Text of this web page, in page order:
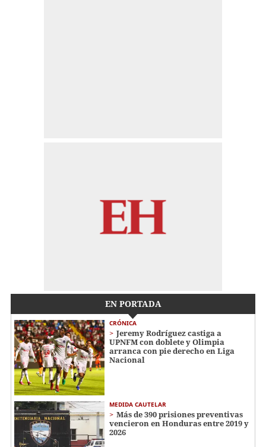
EN PORTADA
CRÓNICA
Jeremy Rodríguez castiga a
UPNFM con doblete y Olimpia
arranca con pie derecho en Liga
Nacional
MEDIDA CAUTELAR
Más de 390 prisiones preventivas
vencieron en Honduras entre 2019 y
2026